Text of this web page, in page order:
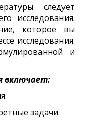
следует
исследования.
которое вы
исследования.
и
включает:
задачи.